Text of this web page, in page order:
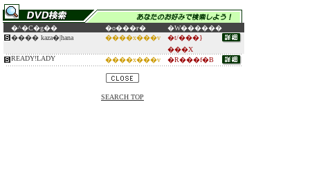
�^�C�g�� �o���ғ�
�W������
���� kaza�|hana
����x���v
�t/���}
���X
READY!LADY
����x���v �R���f�B
SEARCH TOP